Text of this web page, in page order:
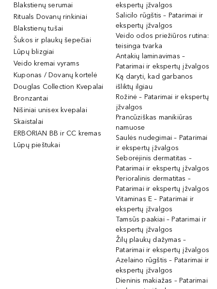
Blakstienų serumai
Rituals Dovanų rinkiniai
Blakstienų tušai
Šukos ir plaukų šepečiai
Lūpų blizgiai
Veido kremai vyrams
Kuponas / Dovanų kortelė
Douglas Collection Kvepalai
Bronzantai
Nišiniai unisex kvepalai
Skaistalai
ERBORIAN BB ir CC kremas
Lūpų pieštukai
ekspertų įžvalgos
Salicilo rūgštis – Patarimai ir
ekspertų įžvalgos
Veido odos priežiūros rutina:
teisinga tvarka
Antakių laminavimas –
Patarimai ir ekspertų įžvalgos
Ką daryti, kad garbanos
išliktų ilgiau
Rožinė – Patarimai ir ekspertų
įžvalgos
Prancūziškas manikiūras
namuose
Saulės nudegimai – Patarimai
ir ekspertų įžvalgos
Seborėjinis dermatitas –
Patarimai ir ekspertų įžvalgos
Perioralinis dermatitas –
Patarimai ir ekspertų įžvalgos
Vitaminas E – Patarimai ir
ekspertų įžvalgos
Tamsūs paakiai – Patarimai ir
ekspertų įžvalgos
Žilų plaukų dažymas –
Patarimai ir ekspertų įžvalgos
Azelaino rūgštis – Patarimai ir
ekspertų įžvalgos
Dieninis makiažas – Patarimai